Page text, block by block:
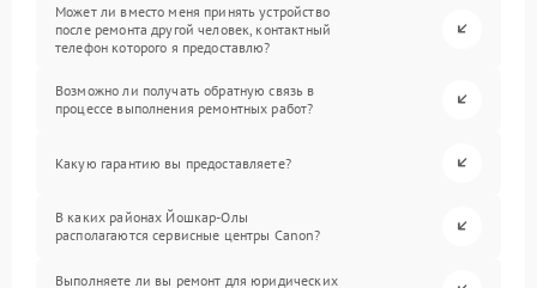
Может ли вместо меня принять устройство
после ремонта другой человек, контактный
телефон которого я предоставлю?
Возможно ли получать обратную связь в
процессе выполнения ремонтных работ?
Какую гарантию вы предоставляете?
В каких районах Йошкар-Олы
располагаются сервисные центры Canon?
Выполняете ли вы ремонт для юридических